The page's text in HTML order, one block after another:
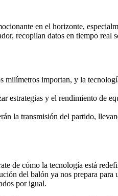
en el horizonte,
recopilan datos en tiempo real
importan, y la
estrategias y el rendimiento de
la transmisión del partido,
de cómo la tecnología está
del balón ya nos prepara
por igual.